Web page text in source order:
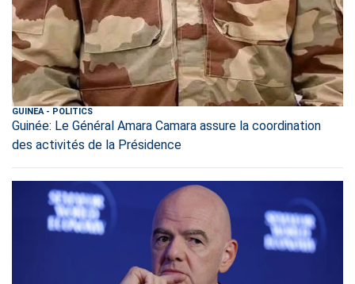
GUINEA- POLITICS
Guinée: Le Général Amara Camara assure la coordination
des activités de la Présidence